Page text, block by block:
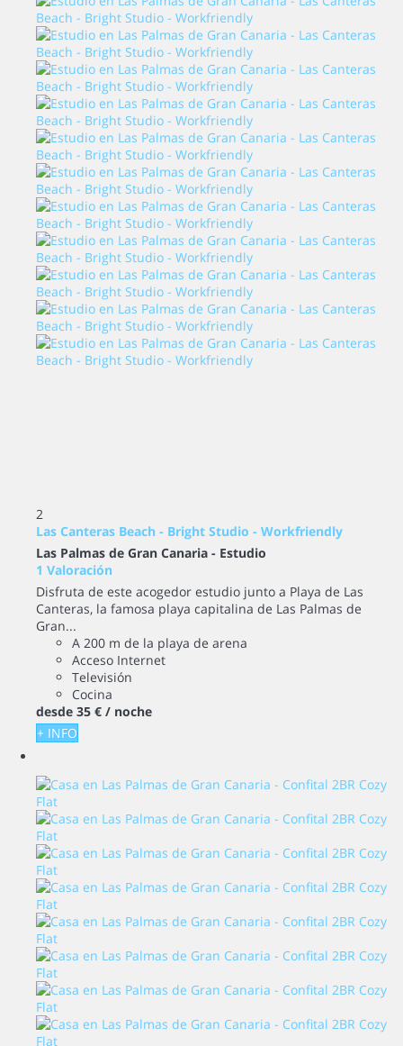
2
Las Canteras Beach - Bright Studio - Workfriendly
Las Palmas de Gran Canaria - Estudio
1 Valoración
Disfruta de este acogedor estudio junto a Playa de Las
Canteras, la famosa playa capitalina de Las Palmas de
Gran...
A 200 m de la playa de arena
Acceso Internet
Televisión
Cocina
desde 35 € / noche
+ INFO